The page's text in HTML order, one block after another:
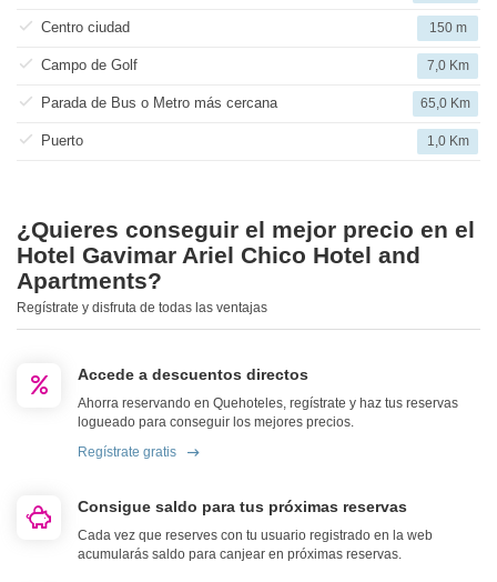
Centro ciudad 150 m
Campo de Golf 7,0 Km
Parada de Bus o Metro más cercana 65,0 Km
Puerto 1,0 Km
¿Quieres conseguir el mejor precio en el
Hotel Gavimar Ariel Chico Hotel and
Apartments?
Regístrate y disfruta de todas las ventajas
Accede a descuentos directos
Ahorra reservando en Quehoteles, regístrate y haz tus reservas
logueado para conseguir los mejores precios.
Regístrate gratis
Consigue saldo para tus próximas reservas
Cada vez que reserves con tu usuario registrado en la web
acumularás saldo para canjear en próximas reservas.